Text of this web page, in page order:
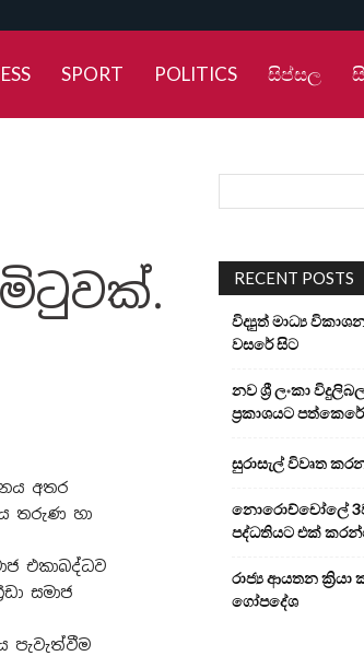
SPORT POLITICS සිප්සල
අතර
තරුණ හා
එකාබද්ධව
සමාජ
පැවැත්වීම
RECENT POSTS
විද්‍යුත් මාධ්‍ය
වසරේ සිට
නව ශ්‍රී ලංකා
ප්‍රකාශයට පත්කෙරේ
සුරාසැල් විවෘත
නොරොච්චෝලේ
පද්ධතියට එක්
රාජ්‍ය ආයතන ක්‍රියා
ගෝපදේශ